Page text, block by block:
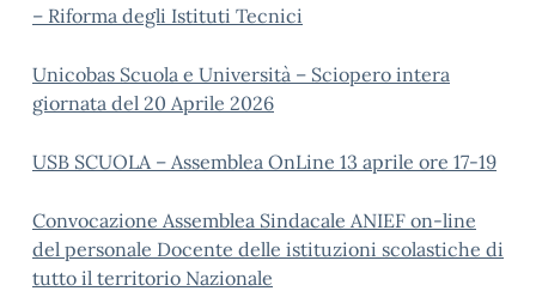
– Riforma degli Istituti Tecnici
Unicobas Scuola e Università – Sciopero intera
giornata del 20 Aprile 2026
USB SCUOLA – Assemblea OnLine 13 aprile ore 17-19
Convocazione Assemblea Sindacale ANIEF on-line
del personale Docente delle istituzioni scolastiche di
tutto il territorio Nazionale